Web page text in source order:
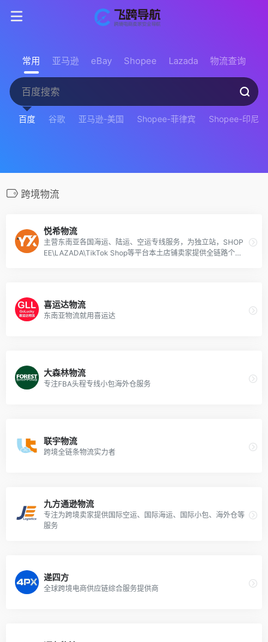
常用 亚马逊 eBay Shopee Lazada 物流查询
百度 谷歌 亚马逊-美国 Shopee-菲律宾 Shopee-印尼
跨境物流
悦希物流
主营东南亚各国海运、陆运、空运专线服务，为独立站，SHOP
EE\LAZADA\TikTok Shop等平台本土店铺卖家提供全链路个性
喜运达物流
东南亚物流就用喜运达
大森林物流
专注FBA头程专线小包海外仓服务
联宇物流
跨境全链条物流实力者
九方通逊物流
专注为跨境卖家提供国际空运、国际海运、国际小包、海外仓等
服务
递四方
全球跨境电商供应链综合服务提供商